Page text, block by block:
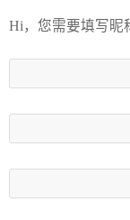
Hi，您需要填写昵